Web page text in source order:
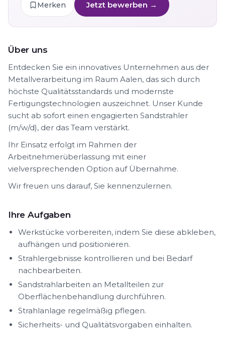
Merken Jetzt bewerben →
Über uns
Entdecken Sie ein innovatives Unternehmen aus der
Metallverarbeitung im Raum Aalen, das sich durch
höchste Qualitätsstandards und modernste
Fertigungstechnologien auszeichnet. Unser Kunde
sucht ab sofort einen engagierten Sandstrahler
(m/w/d), der das Team verstärkt.
Ihr Einsatz erfolgt im Rahmen der
Arbeitnehmerüberlassung mit einer
vielversprechenden Option auf Übernahme.
Wir freuen uns darauf, Sie kennenzulernen.
Ihre Aufgaben
Werkstücke vorbereiten, indem Sie diese abkleben,
aufhängen und positionieren.
Strahlergebnisse kontrollieren und bei Bedarf
nachbearbeiten.
Sandstrahlarbeiten an Metallteilen zur
Oberflächenbehandlung durchführen.
Strahlanlage regelmäßig pflegen.
Sicherheits- und Qualitätsvorgaben einhalten.